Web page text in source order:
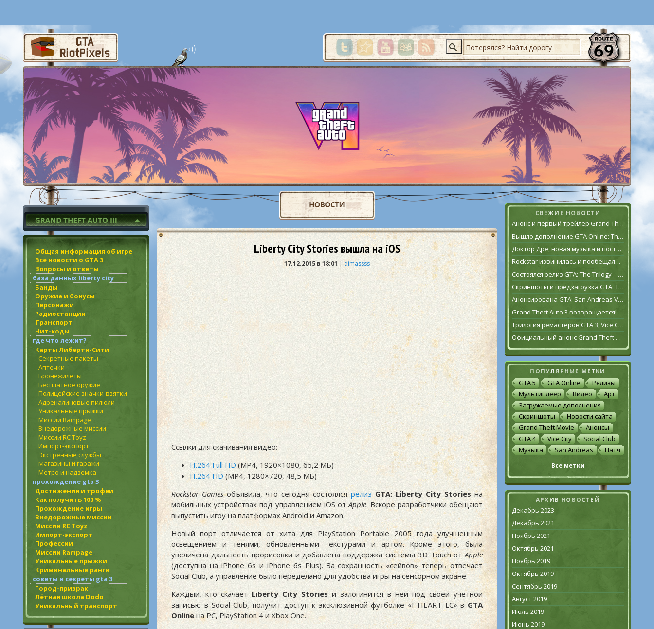
Поиск
Общая информация об игре
Все новости о GTA 3
Вопросы и ответы
база данных liberty city
Банды
Оружие и бонусы
Персонажи
Радиостанции
Транспорт
Чит-коды
где что лежит?
Карты Либерти-Сити
Секретные пакеты
Аптечки
Бронежилеты
Бесплатное оружие
Полицейские значки-взятки
Адреналиновые пилюли
Уникальные прыжки
Миссии Rampage
Внедорожные миссии
Миссии RC Toyz
Импорт-экспорт
Экстренные службы
Магазины и гаражи
Метро и надземка
прохождение gta 3
Достижения и трофеи
Как получить 100 %
Прохождение игры
Внедорожные миссии
Миссии RC Toyz
Импорт-экспорт
Профессии
Миссии Rampage
Уникальные прыжки
Криминальные ранги
советы и секреты gta 3
Город-призрак
Лётная школа Dodo
Уникальный транспорт
Liberty City Stories вышла на iOS
17.12.2015 в 18:01| dimassss
Ссылки для скачивания видео:
H.264 Full HD (MP4, 1920×1080, 65,2 МБ)
H.264 HD(MP4, 1280×720, 48,5 МБ)
Rockstar Gamesобъявила, что сегодня состоялсярелиз GTA: Liberty City Storiesна
мобильных устройствах под управлением iOS отApple. Вскоре разработчики обещают
выпустить игру на платформах Android и Amazon.
Новый порт отличается от хита для PlayStation Portable 2005 года улучшенным
освещением и тенями, обновлёнными текстурами и артом. Кроме этого, была
увеличена дальность прорисовки и добавлена поддержка системы 3D Touch отApple
(доступна на iPhone 6s и iPhone 6s Plus). За сохранность «сейвов» теперь отвечает
Social Club, а управление было переделано для удобства игры на сенсорном экране.
Каждый, кто скачает Liberty City Stories и залогинится в ней под своей учётной
записью в Social Club, получит доступ к эксклюзивной футболке «I HEART LC» вGTA
Onlineна PC, PlayStation 4 и Xbox One.
СВЕЖИЕ НОВОСТИ
Анонс и первый трейлер Grand Theft Auto VI
Вышло дополнение GTA Online: The Contract
Доктор Дре, новая музыка и постаревший Франклин Клинтон в дополнении GTA Online: The Contract
Rockstar извинилась и пообещала исправить GTA: The Trilogy – The Definitive Edition [обновлено]
Состоялся релиз GTA: The Trilogy – The Definitive Edition
Скриншоты и предзагрузка GTA: The Trilogy – The Definitive Edition
Анонсирована GTA: San Andreas VR для Oculus Quest 2
Grand Theft Auto 3 возвращается!
Трилогия ремастеров GTA 3, Vice City и San Andreas выйдет 11 ноября
Официальный анонс Grand Theft Auto: The Trilogy – The Definitive Edition
ПОПУЛЯРНЫЕ МЕТКИ
GTA 5 GTA Online
Релизы
Мультиплеер
Видео
Арт
Загружаемые дополнения
Скриншоты
Новости сайта
Grand Theft Movie
Анонсы
GTA 4
Vice City
Social Club
Музыка
San Andreas Патч
Все метки
АРХИВ НОВОСТЕЙ
Декабрь 2023
Декабрь 2021
Ноябрь 2021
Октябрь 2021
Ноябрь 2019
Октябрь 2019
Сентябрь 2019
Август 2019
Июль 2019
Июнь 2019